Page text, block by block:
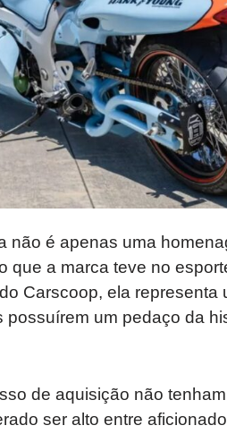
não é apenas uma
que a marca teve no
Carscoop, ela representa
um pedaço da
de aquisição não
ser alto entre